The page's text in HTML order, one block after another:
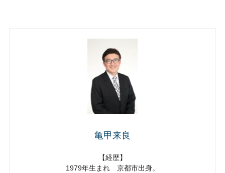
亀甲来良
【経歴】
1979年生まれ 京都市出身。